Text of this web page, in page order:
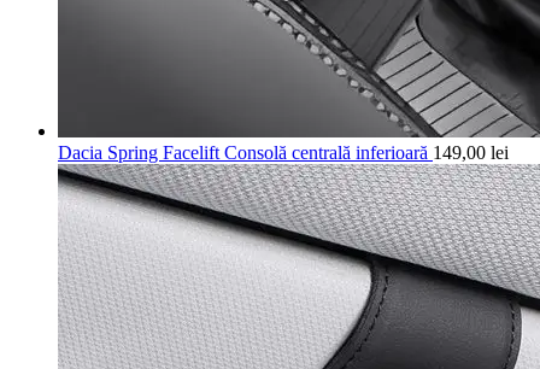
Dacia Spring Facelift Consolă centrală inferioară 149,00 lei